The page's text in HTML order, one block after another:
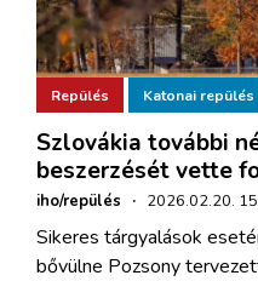
Repülés Katonai repülés
Szlovákia további
beszerzését vette
iho/repülés · 2026.02.20.
Sikeres tárgyalások
bővülne Pozsony